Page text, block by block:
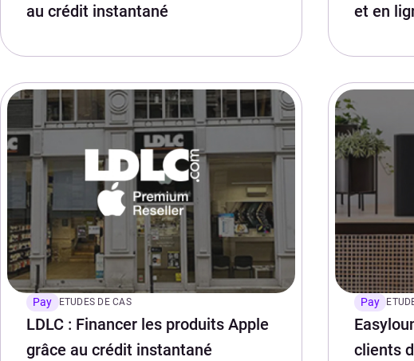
au crédit instantané
et en
Pay ETUDES DE CAS
LDLC : Financer les produits Apple
grâce au crédit instantané
Pay
clients